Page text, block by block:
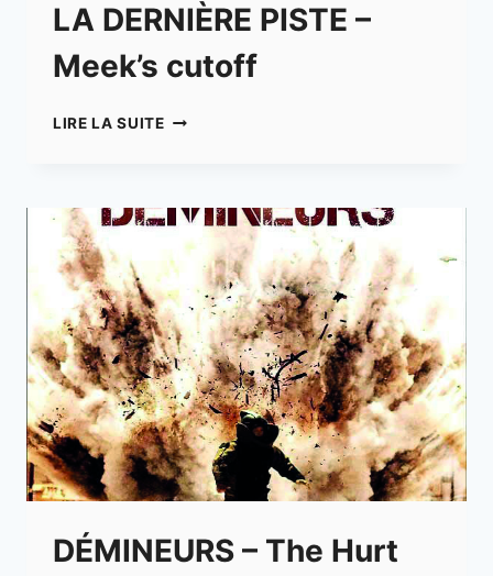
LA DERNIÈRE PISTE –
Meek’s cutoff
LIRE LA SUITELA
MEEK’S
CUTOFF
DÉMINEURS – The Hurt